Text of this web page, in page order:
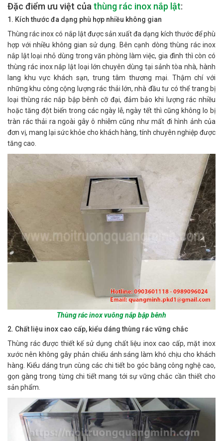
Đặc điểm ưu việt của thùng rác inox nắp lật:
1. Kích thước đa dạng phù hợp nhiều không gian
Thùng rác inox có nắp lật được sản xuất đa dạng kích thước để phù
hợp với nhiều không gian sử dụng. Bên cạnh dòng thùng rác inox
nắp lật loại nhỏ dùng trong văn phòng làm việc, gia đình thì còn có
thùng rác inox nắp lật loại lớn chuyên dùng tại sảnh tòa nhà, hành
lang khu vực khách sạn, trung tâm thương mại. Thậm chí với
những khu công cộng lượng rác thải lớn, nhà đầu tư có thể trang bị
loại thùng rác nắp bập bênh cỡ đại, đảm bảo khi lượng rác nhiều
hoặc tăng đột biến trong các ngày lễ, ngày tết thì cũng không lo bị
tràn rác thải ra ngoài gây ô nhiễm cũng như mất đi hình ảnh của
đơn vị, mang lại sức khỏe cho khách hàng, tính chuyên nghiệp được
tăng cao.
Thùng rác inox vuông nắp bập bênh
2. Chất liệu inox cao cấp, kiểu dáng thùng rác vững chắc
Thùng rác được thiết kế sử dụng chất liệu inox cao cấp, mặt inox
xước nên không gây phản chiếu ánh sáng làm khó chịu cho khách
hàng. Kiểu dáng trụn cùng các chi tiết bo góc bằng công nghệ cao,
gọn gàng trong từng chi tiết mang tới sự vững chắc cần thiết cho
sản phẩm.